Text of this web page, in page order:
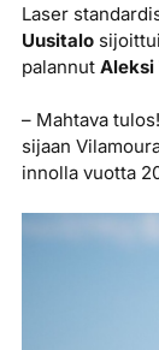
Laser
Uusitalosijoittui
palannut Aleksi
– Mahtava
sijaan
innolla vuotta